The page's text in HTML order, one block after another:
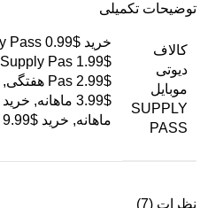
توضیحات تکمیلی
کالاف
دیوتی
موبایل
SUPPLY
PASS
ماهانه, خرید Supply Pass 9.99$ ماهانه
نظرات (7)